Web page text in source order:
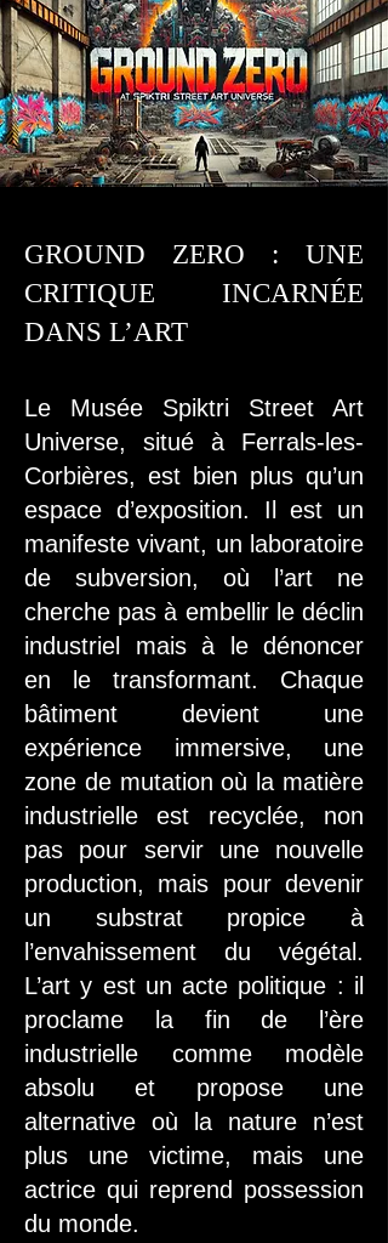
GROUND ZERO : UNE
CRITIQUE INCARNÉE
DANS L’ART
Le Musée Spiktri Street Art
Universe, situé à Ferrals-les-
Corbières, est bien plus qu’un
espace d’exposition. Il est un
manifeste vivant, un laboratoire
de subversion, où l’art ne
cherche pas à embellir le déclin
industriel mais à le dénoncer
en le transformant. Chaque
bâtiment devient une
expérience immersive, une
zone de mutation où la matière
industrielle est recyclée, non
pas pour servir une nouvelle
production, mais pour devenir
un substrat propice à
l’envahissement du végétal.
L’art y est un acte politique : il
proclame la fin de l’ère
industrielle comme modèle
absolu et propose une
alternative où la nature n’est
plus une victime, mais une
actrice qui reprend possession
du monde.